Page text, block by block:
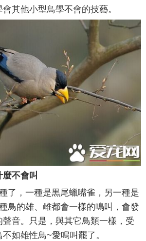
其他小型鳥學不會的技藝。
不會叫
了，一種是黒尾蠟嘴雀，另一種是
鳥的雄、雌都會一樣的鳴叫，會發
音。只是，與其它鳥類一樣，受
如雄性鳥~愛鳴叫罷了。